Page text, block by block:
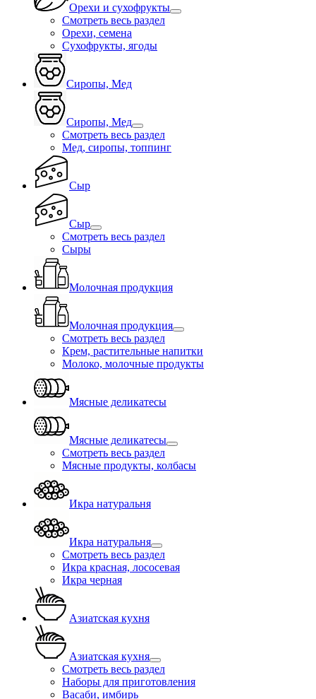
Орехи и сухофрукты
Смотреть весь раздел
Орехи, семена
Сухофрукты, ягоды
Сиропы, Мед
Сиропы, Мед
Смотреть весь раздел
Мед, сиропы, топпинг
Сыр
Сыр
Смотреть весь раздел
Сыры
Молочная продукция
Молочная продукция
Смотреть весь раздел
Крем, растительные напитки
Молоко, молочные продукты
Мясные деликатесы
Мясные деликатесы
Смотреть весь раздел
Мясные продукты, колбасы
Икра натуральня
Икра натуральня
Смотреть весь раздел
Икра красная, лососевая
Икра черная
Азиатская кухня
Азиатская кухня
Смотреть весь раздел
Наборы для приготовления
Васаби, имбирь